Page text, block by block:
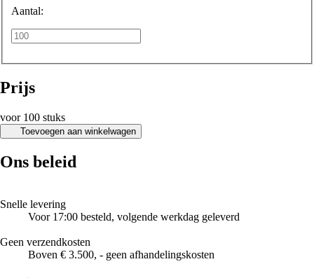
Aantal:
Prijs
voor 100 stuks
Toevoegen aan winkelwagen
Ons beleid
Snelle levering
Voor 17:00 besteld, volgende werkdag geleverd
Geen verzendkosten
Boven € 3.500, - geen afhandelingskosten